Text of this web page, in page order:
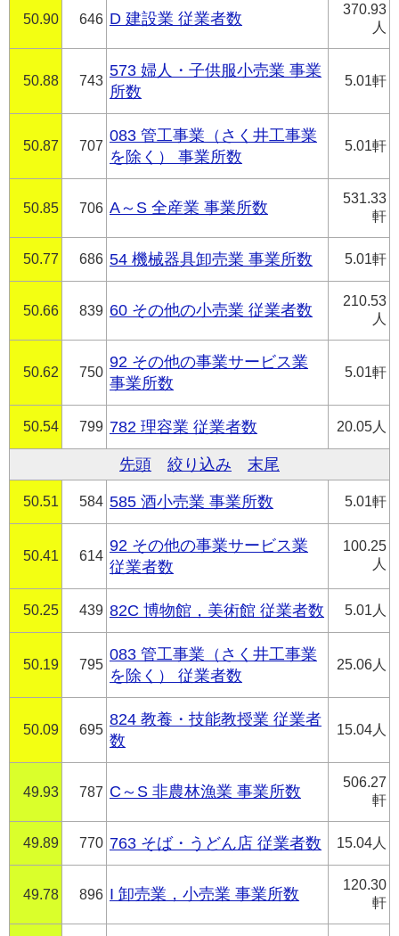
50.90 646 D 建設業 従業者数
370.93
人
50.88 743
573 婦人・子供服小売業 事業
所数
5.01軒
50.87 707
083 管工事業（さく井工事業
を除く） 事業所数
5.01軒
50.85 706 A～S 全産業 事業所数
531.33
軒
50.77 686 54 機械器具卸売業 事業所数 5.01軒
50.66 839 60 その他の小売業 従業者数
210.53
人
50.62 750
92 その他の事業サービス業
事業所数
5.01軒
50.54 799 782 理容業 従業者数 20.05人
先頭 絞り込み 末尾
50.51 584 585 酒小売業 事業所数 5.01軒
50.41 614
92 その他の事業サービス業
従業者数
100.25
人
50.25 439 82C 博物館，美術館 従業者数 5.01人
50.19 795
083 管工事業（さく井工事業
を除く） 従業者数
25.06人
50.09 695
824 教養・技能教授業 従業者
数
15.04人
49.93 787 C～S 非農林漁業 事業所数
506.27
軒
49.89 770 763 そば・うどん店 従業者数 15.04人
49.78 896 I 卸売業，小売業 事業所数
120.30
軒